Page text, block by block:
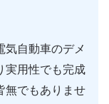
気自動車のデメ
実用性でも完成
無でもありませ